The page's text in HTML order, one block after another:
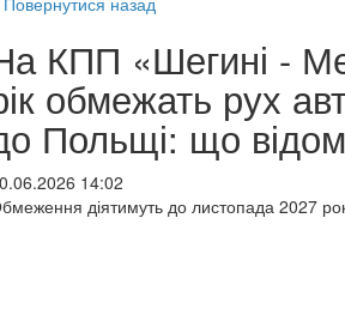
КПП «Шегині -
обмежать рух
Польщі: що
14:02
діятимуть до листопада 2027